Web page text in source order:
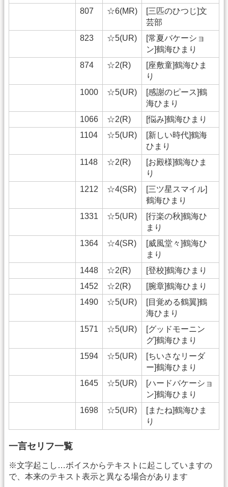
807
☆6(MR)
[三匹のひつじ]文
芸部
823
☆5(UR)
[常夏バケーショ
ン]鶴海ひまり
874
☆2(R)
[座敷童]鶴海ひま
り
1000
☆5(UR)
[感謝のピース]鶴
海ひまり
1066
☆2(R)
[悩み]鶴海ひまり
1104
☆5(UR)
[新しい時代]鶴海
ひまり
1148
☆2(R)
[お殿様]鶴海ひま
り
1212
☆4(SR)
[三ツ星スマイル]
鶴海ひまり
1331
☆5(UR)
[行楽の秋]鶴海ひ
まり
1364
☆4(SR)
[威風堂々]鶴海ひ
まり
1448
☆2(R)
[登校]鶴海ひまり
1452
☆2(R)
[腕章]鶴海ひまり
1490
☆5(UR)
[目覚める鶴翼]鶴
海ひまり
1571
☆5(UR)
[グッドモーニン
グ]鶴海ひまり
1594
☆5(UR)
[ちいさなリーダ
ー]鶴海ひまり
1645
☆5(UR)
[ハードバケーショ
ン]鶴海ひまり
1698
☆5(UR)
[またね]鶴海ひま
り
一言セリフ一覧
※文字起こし…ボイスからテキストに起こしていますの
で、本来のテキスト表示と異なる場合があります